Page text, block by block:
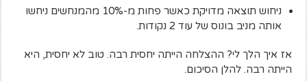
ניחוש תוצאה מדויקת כאשר פחות מ-10% מהמנחשים ניחשו
אותה מניב בונוס של עוד 2 נקודות.
אז איך הלך לי? ההצלחה הייתה יחסית רבה. טוב לא יחסית, היא
הייתה רבה. להלן הסיכום.